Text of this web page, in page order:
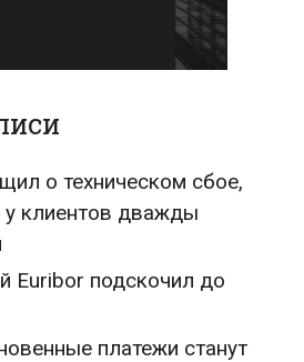
о техническом сбое,
у клиентов дважды
Euribor подскочил до
платежи станут